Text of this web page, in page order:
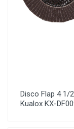
Disco Flap 4 1/
Kualox KX-